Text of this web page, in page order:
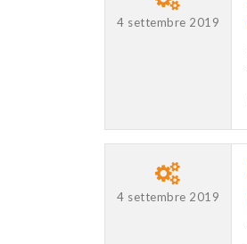
4 settembre 2019
4 settembre 2019